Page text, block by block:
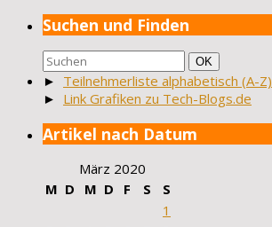
Suchen und Finden
Suchen
nach:
Suchen
OK
► Teilnehmerliste alphabetisch (A-Z)
► Link Grafiken zu Tech-Blogs.de
Artikel nach Datum
März 2020
M D M D F S
S
1